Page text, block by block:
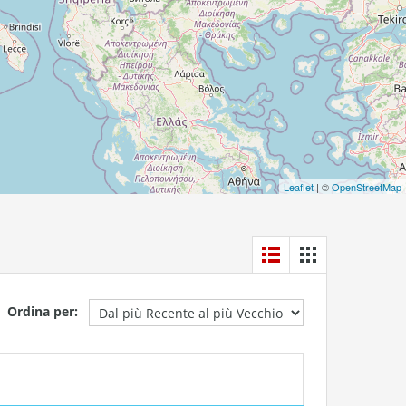
Leaflet | ©OpenStreetMap
Ordina per: